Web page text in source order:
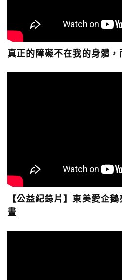
真正的障礙不在我的身體
【公益紀錄片】東美愛企
畫